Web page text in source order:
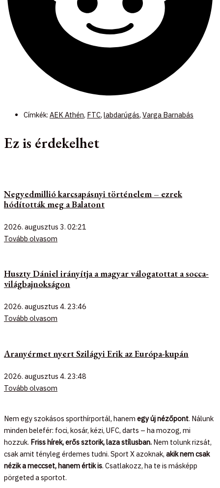
Címkék: AEK Athén, FTC, labdarúgás, Varga Barnabás
Ez is érdekelhet
Negyedmillió karcsapásnyi történelem – ezrek
hódították meg a Balatont
2026. augusztus 3. 02:21
Tovább olvasom
Huszty Dániel irányítja a magyar válogatottat a socca-
világbajnokságon
2026. augusztus 4. 23:46
Tovább olvasom
Aranyérmet nyert Szilágyi Erik az Európa-kupán
2026. augusztus 4. 23:48
Tovább olvasom
Nem egy szokásos sporthírportál, hanem egy új nézőpont. Nálunk
minden belefér: foci, kosár, kézi, UFC, darts – ha mozog, mi
hozzuk. Friss hírek, erős sztorik, laza stílusban. Nem tolunk rizsát,
csak amit tényleg érdemes tudni. Sport X azoknak, akik nem csak
nézik a meccset, hanem értik is. Csatlakozz, ha te is másképp
pörgeted a sportot.